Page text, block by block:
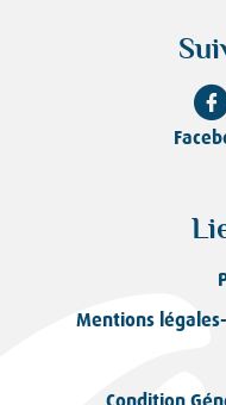
Mentions